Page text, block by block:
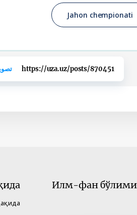
Jahon chempionati
https://uza.uz/posts/870451
Илм-фан бўлими